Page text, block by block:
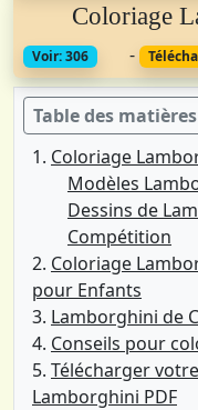
Coloriage
Voir: 306 -
Table des matières
Coloriage
Modèles
Dessins de
Compétition
Coloriage
pour Enfants
Lamborghini de
Conseils pour
Télécharger
Lamborghini PDF